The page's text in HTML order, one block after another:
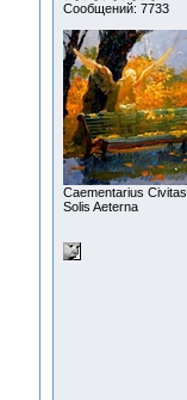
Сообщений: 7733
Сaementarius Civitas
Solis Aeterna